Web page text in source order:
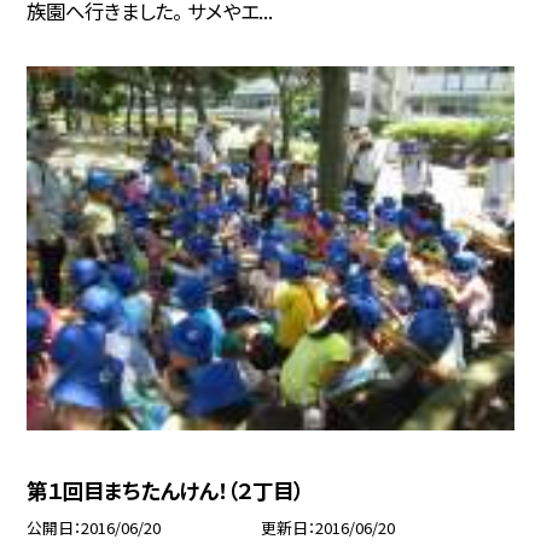
族園へ行きました。 サメやエ...
第１回目まちたんけん！（２丁目）
公開日 2016/06/20 更新日 2016/06/20